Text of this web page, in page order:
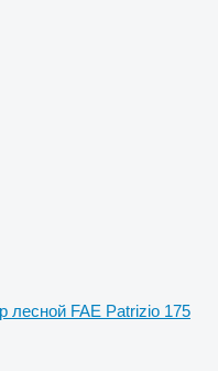
лесной FAE Patrizio 175